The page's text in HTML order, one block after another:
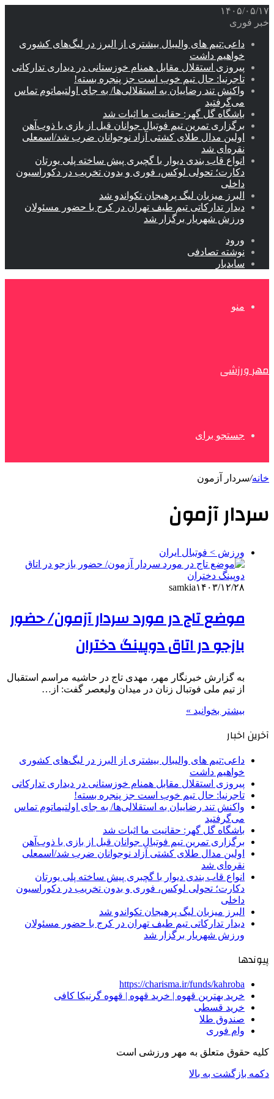
۱۴۰۵/۰۵/۱۷
خبر فوری
داعی:تیم های والیبال بیشتری از البرز در لیگ‌های کشوری
خواهیم داشت
پیروزی استقلال مقابل همنام خوزستانی در دیداری تدارکاتی
تاجرنیا: حال تیم خوب است جز پنجره بسته!
واکنش تند رضاییان به استقلالی‌ها/ به جای اولتیماتوم تماس
می‌گرفتید
باشگاه گل گهر: حقانیت ما اثبات شد
برگزاری تمرین تیم فوتبال جوانان قبل از بازی با ذوب‌آهن
اولین مدال طلای کشتی آزاد نوجوانان ضرب شد/اسمعلی
نقره‌ای شد
انواع قاب بندی دیوار با گچبری پیش ساخته پلی یورتان
دکارت؛ تحولی لوکس، فوری و بدون تخریب در دکوراسیون
داخلی
البرز میزبان لیگ پرهیجان تکواندو شد
دیدار تدارکاتی تیم طیف تهران در کرج با حضور مسئولان
ورزش شهریار برگزار شد
ورود
نوشته تصادفی
سایدبار
منو
مهر ورزشی
جستجو برای
خانه/سردار آزمون
سردار آزمون
ورزش > فوتبال ایران
samkia۱۴۰۳/۱۲/۲۸
موضع تاج در مورد سردار آزمون/ حضور
بازجو در اتاق دوپینگ دختران
به گزارش خبرنگار مهر، مهدی تاج در حاشیه مراسم استقبال
از تیم ملی فوتبال زنان در میدان ولیعصر گفت: از…
بیشتر بخوانید »
آخرین اخبار
داعی:تیم های والیبال بیشتری از البرز در لیگ‌های کشوری
خواهیم داشت
پیروزی استقلال مقابل همنام خوزستانی در دیداری تدارکاتی
تاجرنیا: حال تیم خوب است جز پنجره بسته!
واکنش تند رضاییان به استقلالی‌ها/ به جای اولتیماتوم تماس
می‌گرفتید
باشگاه گل گهر: حقانیت ما اثبات شد
برگزاری تمرین تیم فوتبال جوانان قبل از بازی با ذوب‌آهن
اولین مدال طلای کشتی آزاد نوجوانان ضرب شد/اسمعلی
نقره‌ای شد
انواع قاب بندی دیوار با گچبری پیش ساخته پلی یورتان
دکارت؛ تحولی لوکس، فوری و بدون تخریب در دکوراسیون
داخلی
البرز میزبان لیگ پرهیجان تکواندو شد
دیدار تدارکاتی تیم طیف تهران در کرج با حضور مسئولان
ورزش شهریار برگزار شد
پیوندها
https://charisma.ir/funds/kahroba
خرید بهترین قهوه | خرید قهوه | قهوه گرنیکا کافی
خرید قسطی
صندوق طلا
وام فوری
کلیه حقوق متعلق به مهر ورزشی است
دکمه بازگشت به بالا